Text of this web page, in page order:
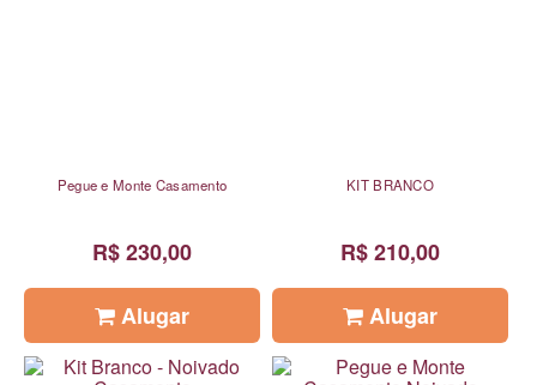
Pegue e Monte Casamento
R$ 230,00
Alugar
KIT BRANCO
R$ 210,00
Alugar